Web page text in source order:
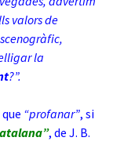
valors de
la
?”.
“profanar”, si
, de J. B.